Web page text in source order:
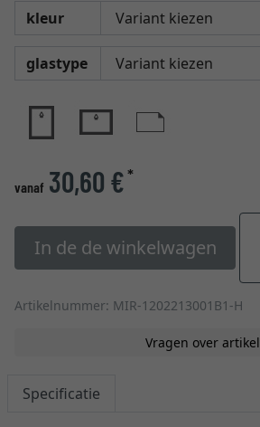
kleur
glastype
vanaf 30,60 €*
In de de winkelwagen
Artikelnummer: MIR-1202213001B1-H
Vragen over artikel
Specificatie